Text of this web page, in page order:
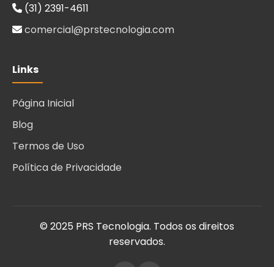
(31) 2391-4611
comercial@prstecnologia.com
Links
Página Inicial
Blog
Termos de Uso
Política de Privacidade
© 2025 PRS Tecnologia. Todos os direitos
reservados.